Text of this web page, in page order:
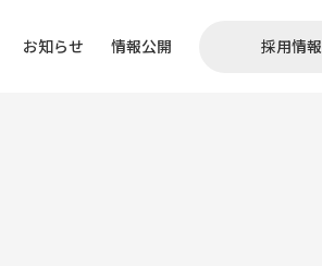
お知らせ 情報公開 採用情報